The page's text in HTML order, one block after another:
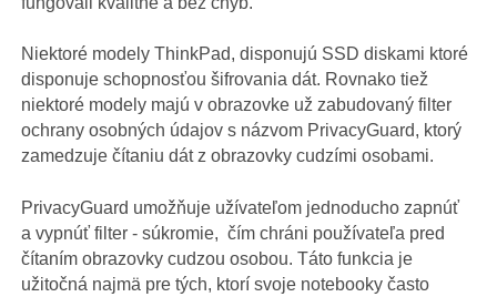
Niektoré modely ThinkPad, disponujú SSD diskami ktoré
disponuje schopnosťou šifrovania dát. Rovnako tiež
niektoré modely majú v obrazovke už zabudovaný filter
ochrany osobných údajov s názvom PrivacyGuard, ktorý
zamedzuje čítaniu dát z obrazovky cudzími osobami.
PrivacyGuard umožňuje užívateľom jednoducho zapnúť
a vypnúť filter - súkromie, čím chráni používateľa pred
čítaním obrazovky cudzou osobou. Táto funkcia je
užitočná najmä pre tých, ktorí svoje notebooky často